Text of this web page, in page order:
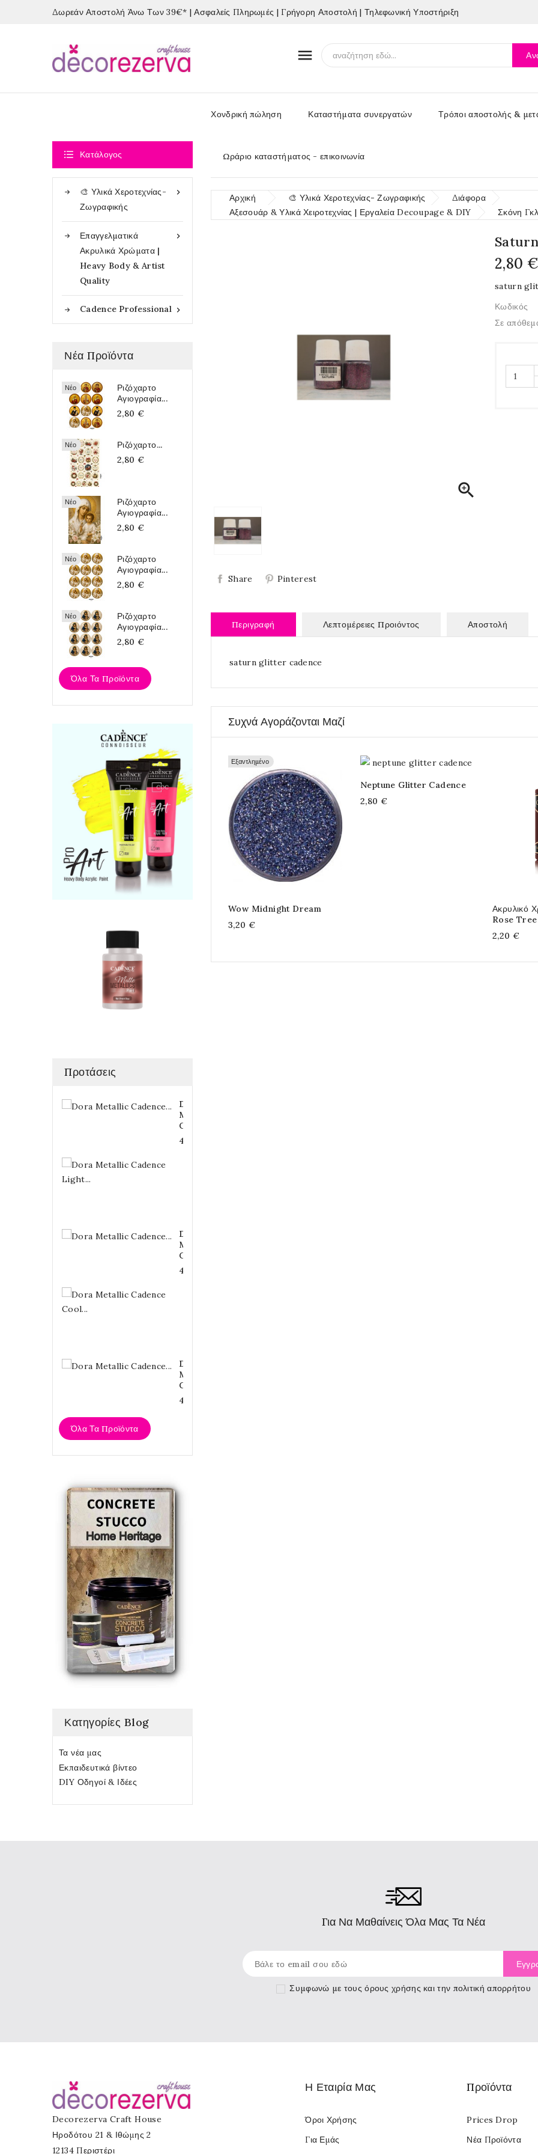
Δωρεάν Αποστολή Άνω Των 39€* | Ασφαλείς Πληρωμές | Γρήγορη Αποστολή | Τηλεφωνική Υποστήριξη

Χονδρική πώληση Καταστήματα συνεργατών Τρόποι αποστολής &
Ωράριο καταστήματος - επικοινωνία
 Κατάλογος

🎨 Υλικά Χεροτεχνίας-
Ζωγραφικής

Επαγγελματικά
Ακρυλικά Χρώματα |
Heavy Body & Artist
Quality

Cadence Professional
Νέα Προϊόντα
Νέο
Ριζόχαρτο
Αγιογραφία...
2,80 €
Νέο
Ριζόχαρτο...
2,80 €
Νέο
Ριζόχαρτο
Αγιογραφία...
2,80 €
Νέο
Ριζόχαρτο
Αγιογραφία...
2,80 €
Νέο
Ριζόχαρτο
Αγιογραφία...
2,80 €
Όλα Τα Προϊόντα
Προτάσεις
Dora
Metallic
Cadence...
4,20 €
Dora
Metallic
Cadence...
4,20 €
Dora
Metallic
Cadence...
4,20 €
Όλα Τα Προϊόντα
Κατηγορίες Blog
Τα νέα μας
Εκπαιδευτικά βίντεο
DIY Οδηγοί & Ιδέες
Αρχική 🎨 Υλικά Χεροτεχνίας- Ζωγραφικής
Διάφορα
Αξεσουάρ & Υλικά Χειροτεχνίας | Εργαλεία Decoupage & DIY
Σκόνη

Share Pinterest
2,80 €
saturn
Κωδικός
Σε
Περιγραφή Λεπτομέρειες Προιόντος Αποστολή
saturn glitter cadence
Συχνά Αγοράζονται Μαζί
Εξαντλημένο
Wow Midnight Dream
3,20 €
Neptune Glitter Cadence
2,80 €
Ακρυλικό
Rose Tree
2,20 €
Για Να Μαθαίνεις Όλα Μας Τα Νέα
Συμφωνώ με τουςόρους χρήσης και την πολιτική απορρήτου
Decorezerva Craft House
Ηροδότου 21 & Ιθώμης 2
12134 Περιστέρι
Προϊόντα
Prices Drop
Νέα Προϊόντα
Η Εταιρία Μας
Όροι Χρήσης
Για Εμάς